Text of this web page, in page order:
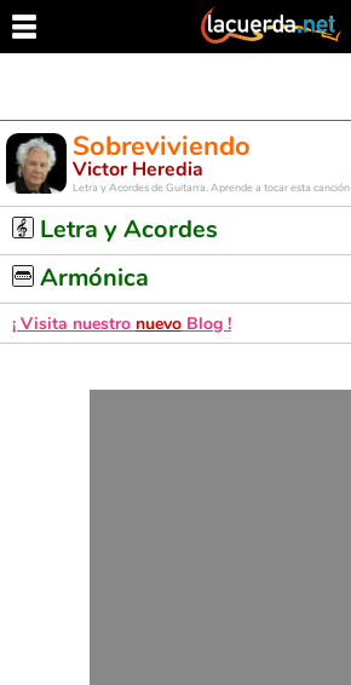
Sobreviviendo
Victor Heredia
Letra y Acordes de Guitarra. Aprende a tocar esta canción
Letra y Acordes
Armónica
¡ Visita nuestro nuevo Blog !